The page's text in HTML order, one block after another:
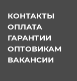
КОНТАКТЫ
ОПЛАТА
ГАРАНТИИ
ОПТОВИКАМ
ВАКАНСИИ